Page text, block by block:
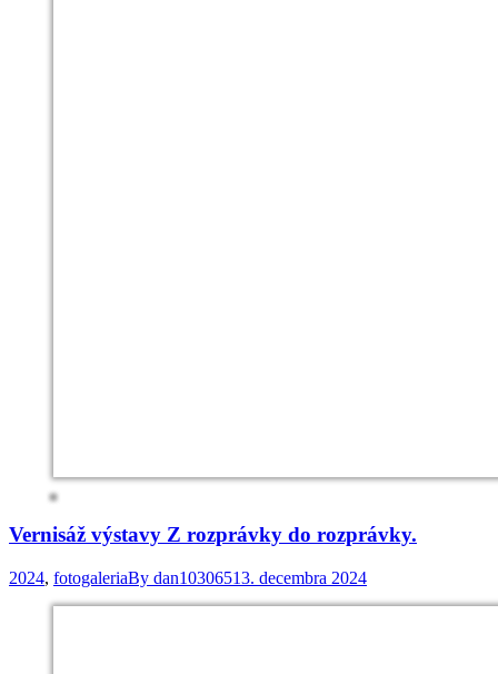
Vernisáž výstavy Z rozprávky do rozprávky.
2024, fotogaleriaBy dan10306513. decembra 2024